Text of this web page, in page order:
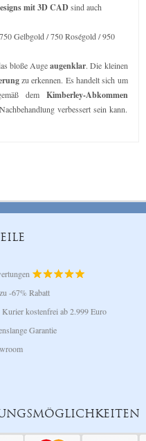
mit 3D CADsind auch
Gelbgold / 750 Roségold / 950
bloße Augeaugenklar. Die kleinen
zu erkennen. Es handelt sich um
dem Kimberley-Abkommen
verbessert sein kann.
-67% Rabatt
kostenfrei ab 2.999 Euro
Garantie